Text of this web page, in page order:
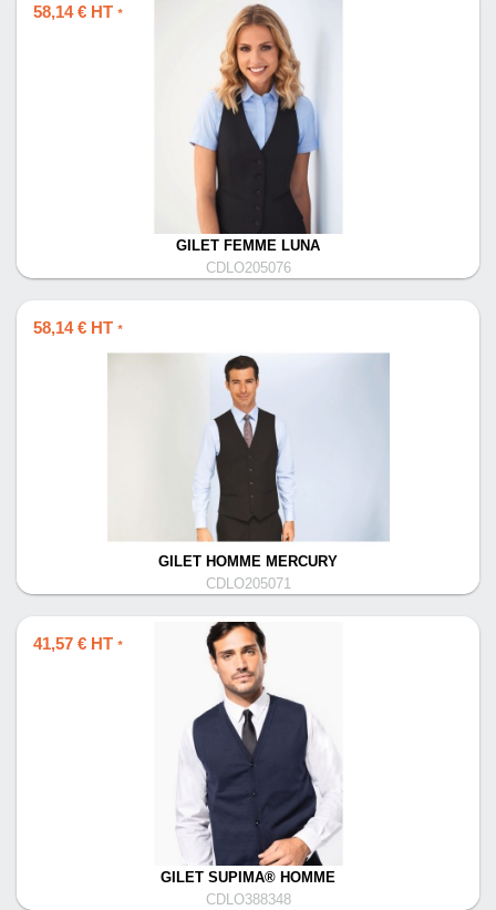
58,14 € HT *
GILET FEMME LUNA
CDLO205076
58,14 € HT *
GILET HOMME MERCURY
CDLO205071
41,57 € HT *
GILET SUPIMA® HOMME
CDLO388348